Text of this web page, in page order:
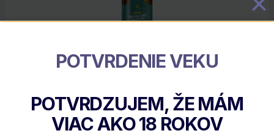
3.50
POTVRDENIE VEKU
POTVRDZUJEM, ŽE MÁM
VIAC AKO18 ROKOV